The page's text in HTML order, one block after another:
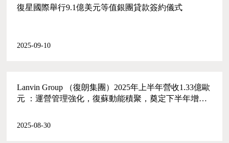
復星國際舉行9.1億美元等值銀團貸款簽約儀式
2025-09-10
Lanvin Group （復朗集團）2025年上半年營收1.33億歐
元 ：運營管理強化，復蘇動能積聚，奠定下半年增長
2025-08-30